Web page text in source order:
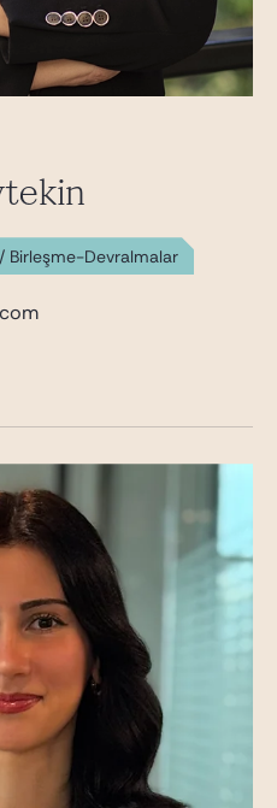
Birleşme-Devralmalar